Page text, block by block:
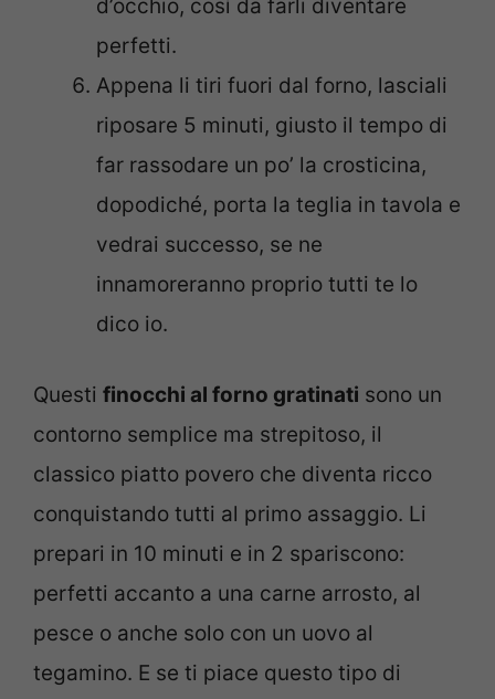
d’occhio, così da farli diventare
perfetti.
Appena li tiri fuori dal forno, lasciali
riposare 5 minuti, giusto il tempo di
far rassodare un po’ la crosticina,
dopodiché, porta la teglia in tavola e
vedrai successo, se ne
innamoreranno proprio tutti te lo
dico io.
Questi finocchi al forno gratinati sono un
contorno semplice ma strepitoso, il
classico piatto povero che diventa ricco
conquistando tutti al primo assaggio. Li
prepari in 10 minuti e in 2 spariscono:
perfetti accanto a una carne arrosto, al
pesce o anche solo con un uovo al
tegamino. E se ti piace questo tipo di